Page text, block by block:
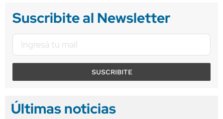
Suscribite al Newsletter
SUSCRIBITE
Últimas noticias